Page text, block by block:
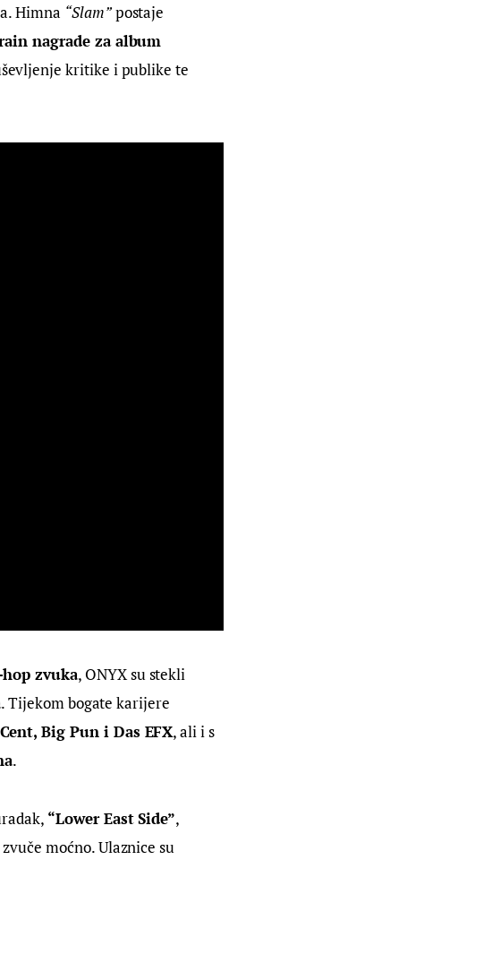
Himna “Slam” postaje
nagrade za album
kritike i publike te
zvuka, ONYX su stekli
. Tijekom bogate karijere
Big Pun i Das EFX, ali i s
.
“Lower East Side”,
moćno. Ulaznice su